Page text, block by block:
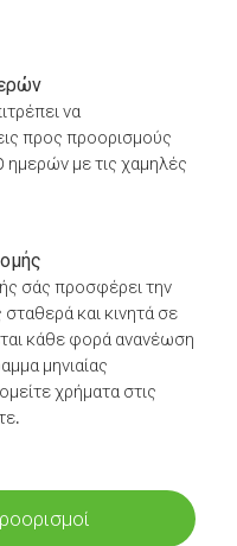
να
προς προορισμούς
ημερών με τις χαμηλές
σάς προσφέρει την
και κινητά σε
κάθε φορά ανανέωση
μηνιαίας
χρήματα στις